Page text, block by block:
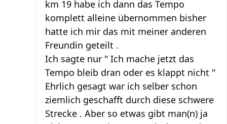
km 19 habe ich dann das Tempo
komplett alleine übernommen bisher
hatte ich mir das mit meiner anderen
Freundin geteilt .
Ich sagte nur " Ich mache jetzt das
Tempo bleib dran oder es klappt nicht "
Ehrlich gesagt war ich selber schon
ziemlich geschafft durch diese schwere
Strecke . Aber so etwas gibt man(n) ja